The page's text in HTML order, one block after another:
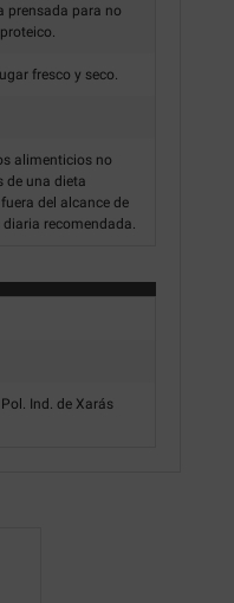
prensada para no
fresco y seco.
alimenticios no
de una dieta
del alcance de
recomendada.
Ind. de Xarás